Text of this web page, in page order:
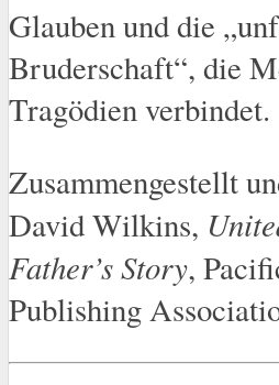
Glauben und die
Bruderschaft“, die
Tragödien verbindet.
Zusammengestellt
David Wilkins,
Father’s Story,
Publishing